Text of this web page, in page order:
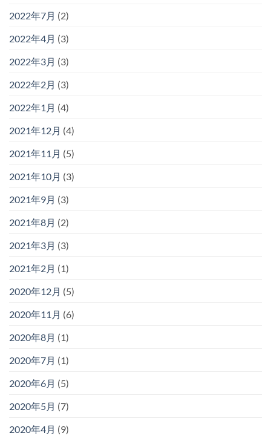
2022年7月 (2)
2022年4月 (3)
2022年3月 (3)
2022年2月 (3)
2022年1月 (4)
2021年12月 (4)
2021年11月 (5)
2021年10月 (3)
2021年9月 (3)
2021年8月 (2)
2021年3月 (3)
2021年2月 (1)
2020年12月 (5)
2020年11月 (6)
2020年8月 (1)
2020年7月 (1)
2020年6月 (5)
2020年5月 (7)
2020年4月 (9)